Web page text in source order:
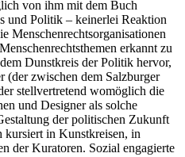
von ihm mit dem Buch
und Politik – keinerlei Reaktion
Menschenrechtsorganisationen
erkannt zu
Dunstkreis der Politik hervor,
(der zwischen dem Salzburger
stellvertretend womöglich die
und Designer als solche
der politischen Zukunft
in Kunstkreisen, in
der Kuratoren. Sozial engagierte